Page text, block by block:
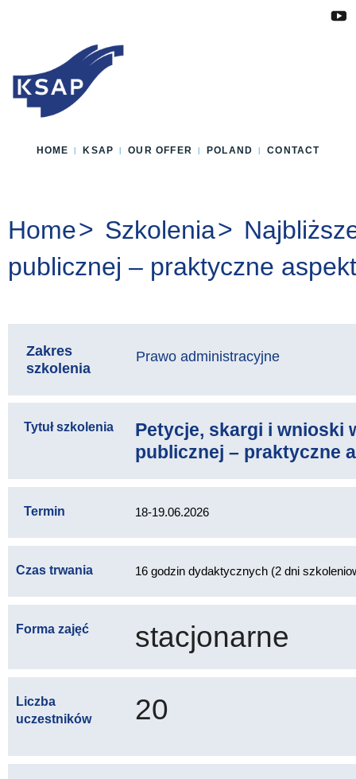
HOME KSAP OUR OFFER POLAND CONTACT
You are here:
Home Szkolenia
publicznej – praktyczne
Zakres
szkolenia
Prawo administracyjne
Tytuł szkolenia
Petycje, skargi i wnioski
publicznej – praktyczne
Termin 18-19.06.2026
Czas trwania 16 godzin dydaktycznych (2 dni
Forma zajęć stacjonarne
Liczba
uczestników
20